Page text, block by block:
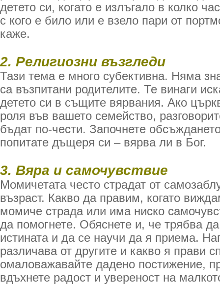
детето си, когато е излъгало в колко
с кого е било или е взело пари от
каже.
2. Религиозни възгледи
Тази тема е много субективна. Няма
са възпитани родителите. Те винаги
детето си в същите вярвания. Ако
роля във вашето семейство,
бъдат по-чести. Започнете
попитате дъщеря си – вярва ли в Бог.
3. Вяра и самочувствие
Момичетата често страдат от
възраст. Какво да правим, когато
момиче страда или има ниско
да помогнете. Обяснете и, че трябва
истината и да се научи да я приема.
различава от другите и какво я прави
омаловажавайте дадено постижение,
вдъхнете радост и увереност на